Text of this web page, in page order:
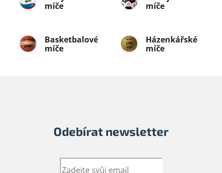
míče
míče
Basketbalové
míče
Házenkářské
míče
Odebírat newsletter